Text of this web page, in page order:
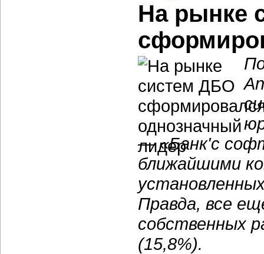
На рынке
— «Банк'с
ближайшими
Правда, все
собственных
(15,8%).